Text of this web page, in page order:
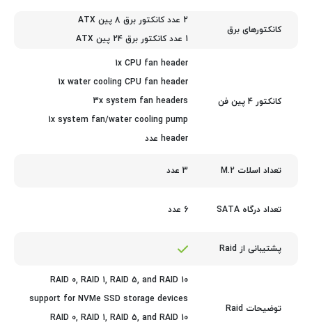
کانکتورهای برق
2 عدد کانکتور برق 8 پین ATX
1 عدد کانکتور برق 24 پین ATX
کانکتور 4 پین فن
1x CPU fan header
1x water cooling CPU fan header
3x system fan headers
1x system fan/water cooling pump
header عدد
تعداد اسلات M.2 3 عدد
تعداد درگاه SATA 6 عدد
پشتیبانی از Raid
توضیحات Raid
RAID 0, RAID 1, RAID 5, and RAID 10
support for NVMe SSD storage devices
RAID 0, RAID 1, RAID 5, and RAID 10